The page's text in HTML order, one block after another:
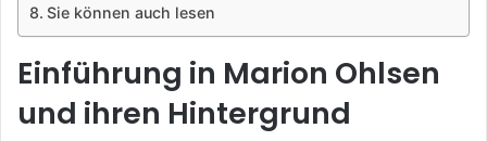
Sie können auch lesen
Einführung in Marion Ohlsen
und ihren Hintergrund